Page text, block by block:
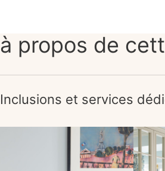
à propos de
Inclusions et services